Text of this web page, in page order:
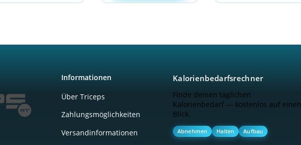
Informationen
Über Triceps
Zahlungsmöglichkeiten
Versandinformationen
Kalorienbedarfsrechner
Finde deinen täglichen
Kalorienbedarf — kostenlos auf einen
Blick.
Abnehmen Halten Aufbau